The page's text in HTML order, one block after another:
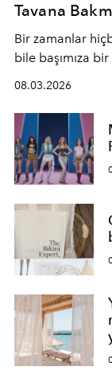
Tavana
Bir zamanlar
bile başımıza
08.03.2026